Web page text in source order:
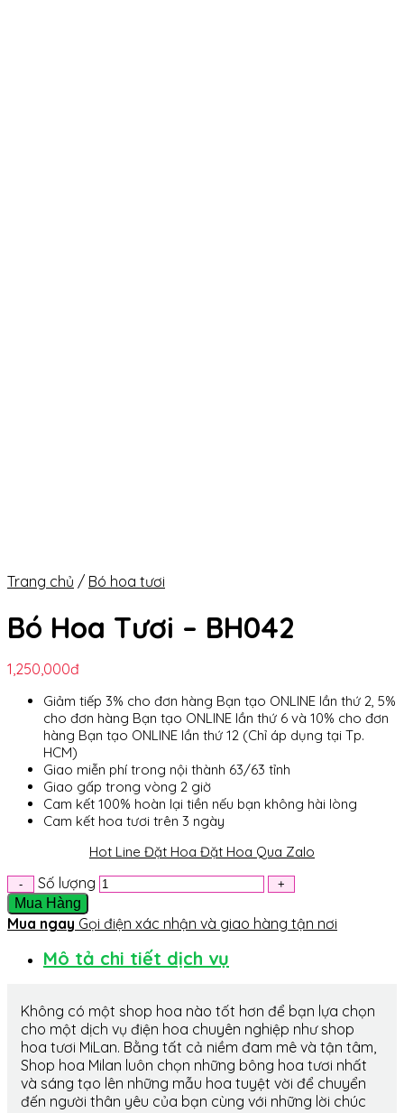
Trang chủ / Bó hoa tươi
Bó Hoa Tươi – BH042
1,250,000đ
Giảm tiếp 3% cho đơn hàng Bạn tạo ONLINE lần thứ 2, 5%
cho đơn hàng Bạn tạo ONLINE lần thứ 6 và 10% cho đơn
hàng Bạn tạo ONLINE lần thứ 12 (Chỉ áp dụng tại Tp.
HCM)
Giao miễn phí trong nội thành 63/63 tỉnh
Giao gấp trong vòng 2 giờ
Cam kết 100% hoàn lại tiền nếu bạn không hài lòng
Cam kết hoa tươi trên 3 ngày
Hot Line Đặt Hoa Đặt Hoa Qua Zalo
Số lượng
Mua Hàng
Mua ngay Gọi điện xác nhận và giao hàng tận nơi
Mô tả chi tiết dịch vụ
Không có một shop hoa nào tốt hơn để bạn lựa chọn
cho một dịch vụ điện hoa chuyên nghiệp như shop
hoa tươi MiLan. Bằng tất cả niềm đam mê và tận tâm,
Shop hoa Milan luôn chọn những bông hoa tươi nhất
và sáng tạo lên những mẫu hoa tuyệt vời để chuyển
đến người thân yêu của bạn cùng với những lời chúc